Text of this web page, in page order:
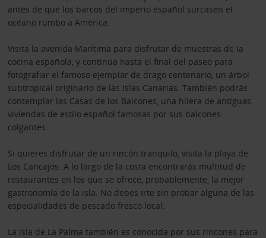
antes de que los barcos del imperio español surcasen el
océano rumbo a América.
Visita la avenida Marítima para disfrutar de muestras de la
cocina española, y continúa hasta el final del paseo para
fotografiar el famoso ejemplar de drago centenario, un árbol
subtropical originario de las Islas Canarias. También podrás
contemplar las Casas de los Balcones, una hilera de antiguas
viviendas de estilo español famosas por sus balcones
colgantes.
Si quieres disfrutar de un rincón tranquilo, visita la playa de
Los Cancajos. A lo largo de la costa encontrarás multitud de
restaurantes en los que se ofrece, probablemente, la mejor
gastronomía de la isla. No debes irte sin probar alguna de las
especialidades de pescado fresco local.
La isla de La Palma también es conocida por sus rincones para